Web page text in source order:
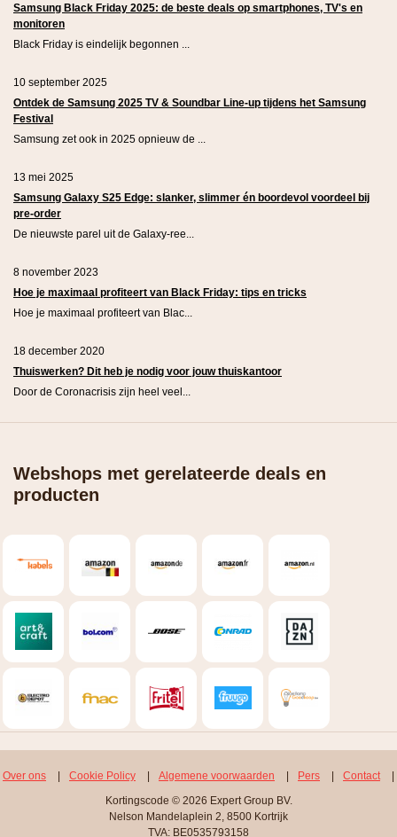
Samsung Black Friday 2025: de beste deals op smartphones, TV's en
monitoren
Black Friday is eindelijk begonnen ...
10 september 2025
Ontdek de Samsung 2025 TV & Soundbar Line-up tijdens het Samsung
Festival
Samsung zet ook in 2025 opnieuw de ...
13 mei 2025
Samsung Galaxy S25 Edge: slanker, slimmer én boordevol voordeel bij
pre-order
De nieuwste parel uit de Galaxy-ree...
8 november 2023
Hoe je maximaal profiteert van Black Friday: tips en tricks
Hoe je maximaal profiteert van Blac...
18 december 2020
Thuiswerken? Dit heb je nodig voor jouw thuiskantoor
Door de Coronacrisis zijn heel veel...
Webshops met gerelateerde deals en
producten
Over ons | Cookie Policy | Algemene voorwaarden | Pers | Contact
|
Kortingscode © 2026 Expert Group BV.
Nelson Mandelaplein 2, 8500 Kortrijk
TVA: BE0535793158